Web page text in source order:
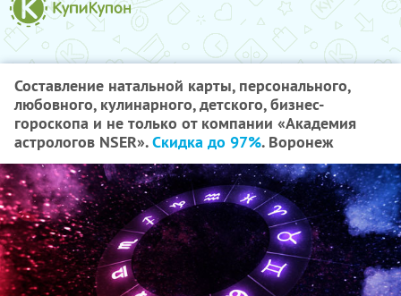
Составление натальной карты, персонального,
любовного, кулинарного, детского, бизнес-
гороскопа и не только от компании «Академия
астрологов NSER».Скидка до 97%. Воронеж